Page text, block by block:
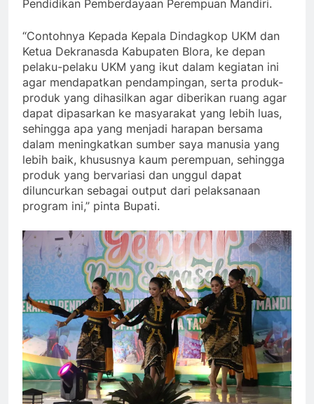
Pendidikan Pemberdayaan Perempuan Mandiri.
“Contohnya Kepada Kepala Dindagkop UKM dan
Ketua Dekranasda Kabupaten Blora, ke depan
pelaku-pelaku UKM yang ikut dalam kegiatan ini
agar mendapatkan pendampingan, serta produk-
produk yang dihasilkan agar diberikan ruang agar
dapat dipasarkan ke masyarakat yang lebih luas,
sehingga apa yang menjadi harapan bersama
dalam meningkatkan sumber saya manusia yang
lebih baik, khususnya kaum perempuan, sehingga
produk yang bervariasi dan unggul dapat
diluncurkan sebagai output dari pelaksanaan
program ini,” pinta Bupati.